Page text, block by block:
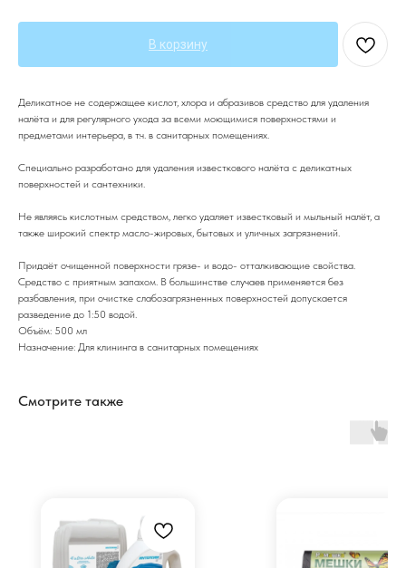
В корзину
Деликатное не содержащее кислот, хлора и абразивов средство для удаления
налёта и для регулярного ухода за всеми моющимися поверхностями и
предметами интерьера, в т.ч. в санитарных помещениях.
Специально разработано для удаления известкового налёта с деликатных
поверхностей и сантехники.
Не являясь кислотным средством, легко удаляет известковый и мыльный налёт, а
также широкий спектр масло-жировых, бытовых и уличных загрязнений.
Придаёт очищенной поверхности грязе- и водо- отталкивающие свойства.
Средство с приятным запахом. В большинстве случаев применяется без
разбавления, при очистке слабозагрязненных поверхностей допускается
разведение до 1:50 водой.
Объём: 500 мл
Назначение: Для клининга в санитарных помещениях
Смотрите также